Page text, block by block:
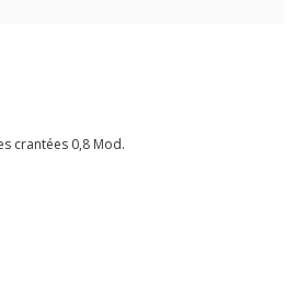
crantées 0,8 Mod.